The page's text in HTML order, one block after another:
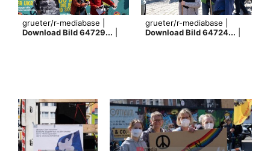
grueter/r-mediabase |
Download Bild 64729...
grueter/r-mediabase |
Download Bild 64724...